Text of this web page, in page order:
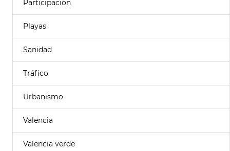
Participación
Playas
Sanidad
Tráfico
Urbanismo
Valencia
Valencia verde